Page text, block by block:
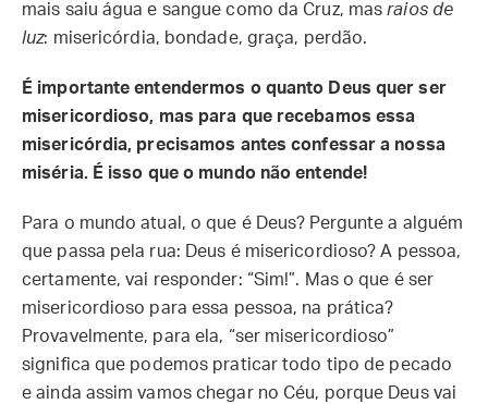
mais saiu água e sangue como da Cruz, masraios de
luz: misericórdia, bondade, graça, perdão.
É importante entendermos o quanto Deus quer ser
misericordioso, mas para que recebamos essa
misericórdia, precisamos antes confessar a nossa
miséria. É isso que o mundo não entende!
Para o mundo atual, o que é Deus? Pergunte a alguém
que passa pela rua: Deus é misericordioso? A pessoa,
certamente, vai responder: “Sim!”. Mas o que é ser
misericordioso para essa pessoa, na prática?
Provavelmente, para ela, “ser misericordioso”
significa que podemos praticar todo tipo de pecado
e ainda assim vamos chegar no Céu, porque Deus vai